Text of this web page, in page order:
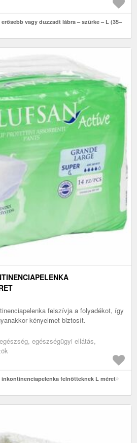
vagy duzzadt lábra – szürke – L (35–
felszívja a folyadékot, így
kényelmet biztosít.
egészségügyi ellátás,
felnőtteknek L méret